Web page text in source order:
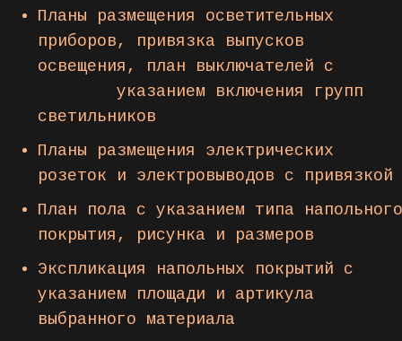
Планы размещения осветительных
приборов, привязка выпусков
освещения, план выключателей с
указанием включения групп
светильников
Планы размещения электрических
розеток и электровыводов с привязкой
План пола с указанием типа напольного
покрытия, рисунка и размеров
Экспликация напольных покрытий с
указанием площади и артикула
выбранного материала